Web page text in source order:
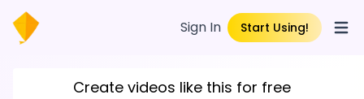
Sign In Start Using!
Create videos like this for free